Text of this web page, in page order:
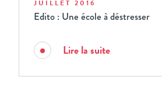
JUILLET 2016
Edito : Une école à déstresser
Lire la suite